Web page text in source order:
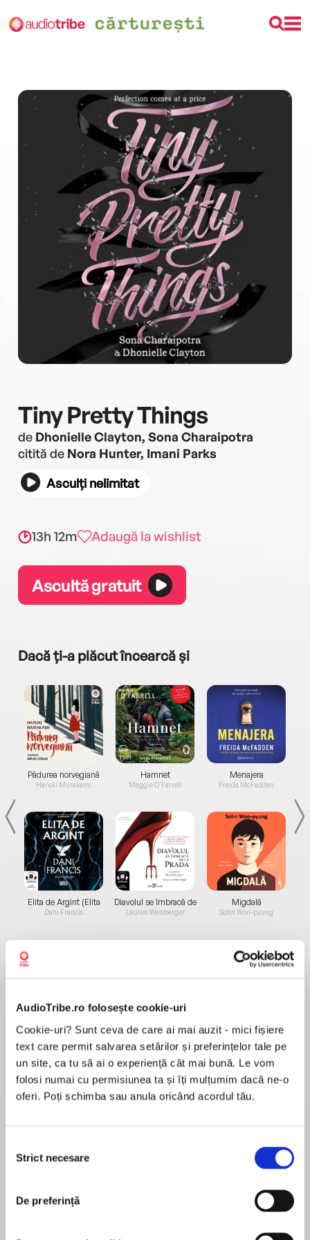
AudioTribe.ro folosește cookie-uri
Cookie-uri? Sunt ceva de care ai mai auzit - mici fișiere
text care permit salvarea setărilor și preferințelor tale pe
un site, ca tu să ai o experiență cât mai bună. Le vom
folosi numai cu permisiunea ta și îți mulțumim dacă ne-o
oferi. Poți schimba sau anula oricând acordul tău.
consimțământului
Strict necesare
De preferință
Tiny Pretty Things
de Dhonielle Clayton, Sona Charaipotra
citită de Nora Hunter, Imani Parks
Asculți nelimitat
13h 12m Adaugă la wishlist
Ascultă gratuit
Dacă ți-a plăcut încearcă și
Pădurea norvegiană
Haruki Murakami
Elita de Argint (Elita
de...
Dani Francis
Hamnet
Maggie O'Farrell
Diavolul se îmbracă de
la...
Lauren Weisberger
Menajera
Freida McFadden
Migdală
Sohn Won-pyung
Black Swan meets Pretty Little Liars in this
drama-packed debut about three perfect girls
who will do anything to be the prima ballerina at
their elite New York ballet school. Now a major
Netflix series!
Being a dancer at New York’s most elite ballet
school isn’t easy. Everyone wants to be the
play dirty. With the competition growing fiercer
with every performance and harmless pranks
growing ever darker, Bette, June and Gigi find
MAI MULT
Greta Jung